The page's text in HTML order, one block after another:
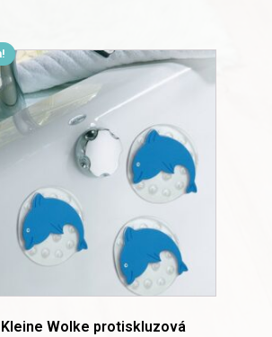
Kleine Wolke protiskluzová